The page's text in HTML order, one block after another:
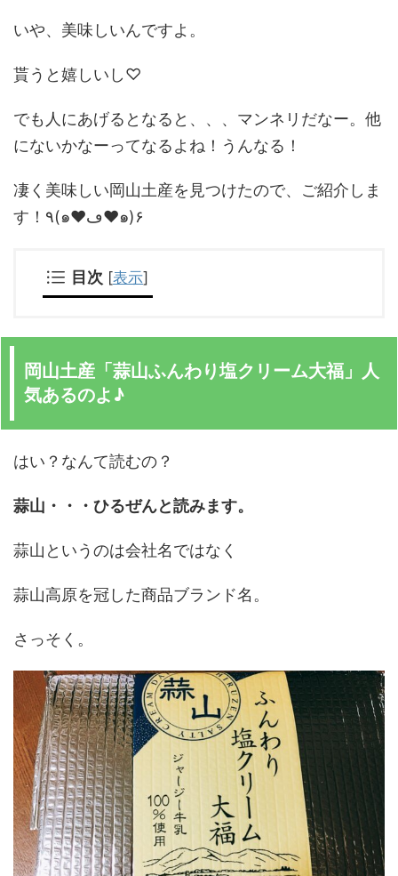
いや、美味しいんですよ。
貰うと嬉しいし♡
でも人にあげるとなると、、、マンネリだなー。他
にないかなーってなるよね！うんなる！
凄く美味しい岡山土産を見つけたので、ご紹介しま
す！٩(๑♥ڡ♥๑)۶
目次 [表示]
岡山土産「蒜山ふんわり塩クリーム大福」人
気あるのよ♪
はい？なんて読むの？
蒜山・・・ひるぜんと読みます。
蒜山というのは会社名ではなく
蒜山高原を冠した商品ブランド名。
さっそく。